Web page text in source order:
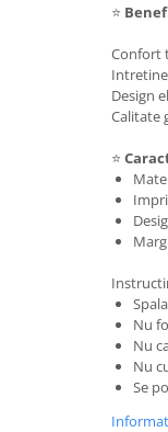
⭐
Confort
Design
Calitate
⭐
Nu
Nu
Nu
Se